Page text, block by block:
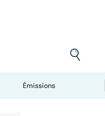
Émissions